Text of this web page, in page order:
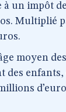
un impôt
Multiplié
moyen
des